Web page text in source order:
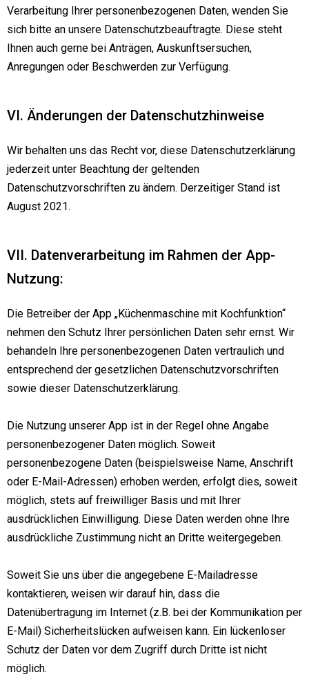
Verarbeitung Ihrer personenbezogenen Daten, wenden Sie
sich bitte an unsere Datenschutzbeauftragte. Diese steht
Ihnen auch gerne bei Anträgen, Auskunftsersuchen,
Anregungen oder Beschwerden zur Verfügung.
VI. Änderungen der Datenschutzhinweise
Wir behalten uns das Recht vor, diese Datenschutzerklärung
jederzeit unter Beachtung der geltenden
Datenschutzvorschriften zu ändern. Derzeitiger Stand ist
August 2021.
VII. Datenverarbeitung im Rahmen der App-
Nutzung:
Die Betreiber der App „Küchenmaschine mit Kochfunktion“
nehmen den Schutz Ihrer persönlichen Daten sehr ernst. Wir
behandeln Ihre personenbezogenen Daten vertraulich und
entsprechend der gesetzlichen Datenschutzvorschriften
sowie dieser Datenschutzerklärung.
Die Nutzung unserer App ist in der Regel ohne Angabe
personenbezogener Daten möglich. Soweit
personenbezogene Daten (beispielsweise Name, Anschrift
oder E-Mail-Adressen) erhoben werden, erfolgt dies, soweit
möglich, stets auf freiwilliger Basis und mit Ihrer
ausdrücklichen Einwilligung. Diese Daten werden ohne Ihre
ausdrückliche Zustimmung nicht an Dritte weitergegeben.
Soweit Sie uns über die angegebene E-Mailadresse
kontaktieren, weisen wir darauf hin, dass die
Datenübertragung im Internet (z.B. bei der Kommunikation per
E-Mail) Sicherheitslücken aufweisen kann. Ein lückenloser
Schutz der Daten vor dem Zugriff durch Dritte ist nicht
möglich.